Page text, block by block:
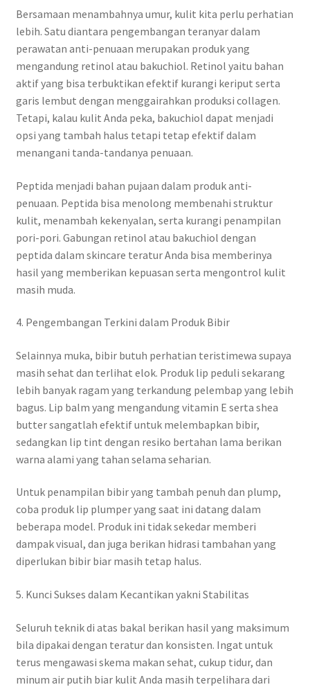
Bersamaan menambahnya umur, kulit kita perlu perhatian
lebih. Satu diantara pengembangan teranyar dalam
perawatan anti-penuaan merupakan produk yang
mengandung retinol atau bakuchiol. Retinol yaitu bahan
aktif yang bisa terbuktikan efektif kurangi keriput serta
garis lembut dengan menggairahkan produksi collagen.
Tetapi, kalau kulit Anda peka, bakuchiol dapat menjadi
opsi yang tambah halus tetapi tetap efektif dalam
menangani tanda-tandanya penuaan.
Peptida menjadi bahan pujaan dalam produk anti-
penuaan. Peptida bisa menolong membenahi struktur
kulit, menambah kekenyalan, serta kurangi penampilan
pori-pori. Gabungan retinol atau bakuchiol dengan
peptida dalam skincare teratur Anda bisa memberinya
hasil yang memberikan kepuasan serta mengontrol kulit
masih muda.
4. Pengembangan Terkini dalam Produk Bibir
Selainnya muka, bibir butuh perhatian teristimewa supaya
masih sehat dan terlihat elok. Produk lip peduli sekarang
lebih banyak ragam yang terkandung pelembap yang lebih
bagus. Lip balm yang mengandung vitamin E serta shea
butter sangatlah efektif untuk melembapkan bibir,
sedangkan lip tint dengan resiko bertahan lama berikan
warna alami yang tahan selama seharian.
Untuk penampilan bibir yang tambah penuh dan plump,
coba produk lip plumper yang saat ini datang dalam
beberapa model. Produk ini tidak sekedar memberi
dampak visual, dan juga berikan hidrasi tambahan yang
diperlukan bibir biar masih tetap halus.
5. Kunci Sukses dalam Kecantikan yakni Stabilitas
Seluruh teknik di atas bakal berikan hasil yang maksimum
bila dipakai dengan teratur dan konsisten. Ingat untuk
terus mengawasi skema makan sehat, cukup tidur, dan
minum air putih biar kulit Anda masih terpelihara dari